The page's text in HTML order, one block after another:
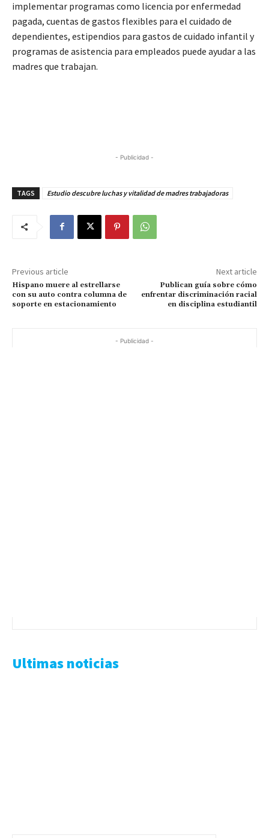
implementar programas como licencia por enfermedad
pagada, cuentas de gastos flexibles para el cuidado de
dependientes, estipendios para gastos de cuidado infantil y
programas de asistencia para empleados puede ayudar a las
madres que trabajan.
- Publicidad -
TAGS Estudio descubre luchas y vitalidad de madres trabajadoras
Previous article
Hispano muere al estrellarse
con su auto contra columna de
soporte en estacionamiento
Next article
Publican guía sobre cómo
enfrentar discriminación racial
en disciplina estudiantil
- Publicidad -
Ultimas noticias